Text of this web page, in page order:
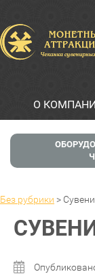
О
Без рубрики >